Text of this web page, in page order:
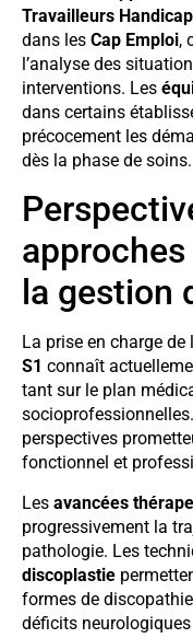
Travailleurs
dans les Cap Emploi,
l’analyse des
interventions. Les
dans certains
précocement les
dès la phase de soins.
la gestion
La prise en charge de
S1 connaît
tant sur le plan
perspectives
fonctionnel et
Les avancées
progressivement la
pathologie. Les
discoplastie
formes de
déficits